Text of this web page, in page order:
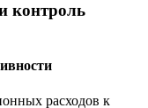
контроль
расходов к